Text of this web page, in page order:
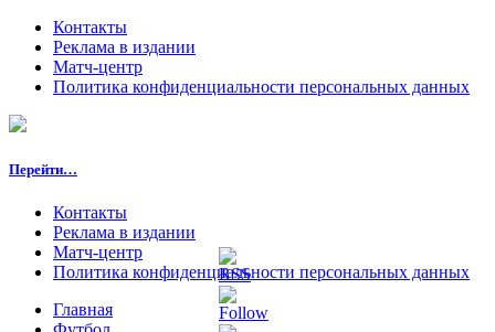
Контакты
Реклама в издании
Матч-центр
Политика конфиденциальности персональных данных
Перейти…
Контакты
Реклама в издании
Матч-центр
Политика конфиденциальности персональных данных
Главная